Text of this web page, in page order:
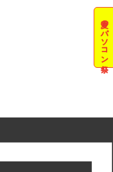
夏のパソコン祭